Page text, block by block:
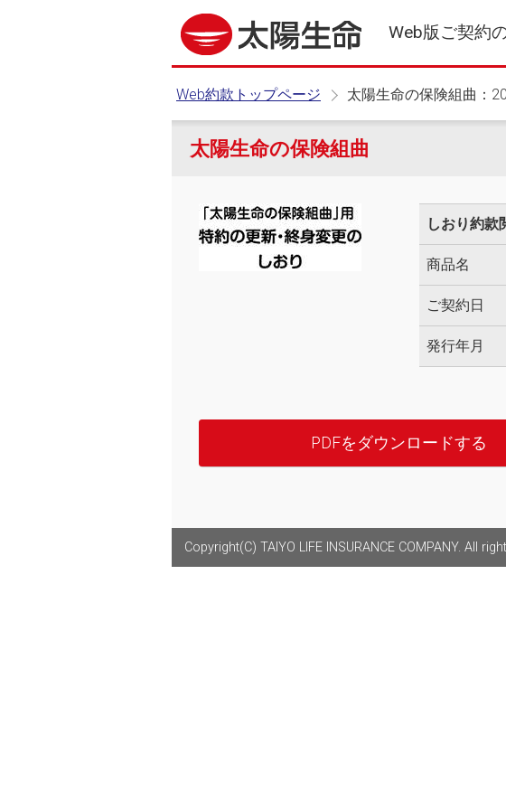
Web版ご契約
Web約款トップページ 太陽生命の保険組曲：
太陽生命の保険組曲
しおり約款
商品名
ご契約日
発行年月
PDFをダウンロードする
Copyright(C) TAIYO LIFE INSURANCE COMPANY. All